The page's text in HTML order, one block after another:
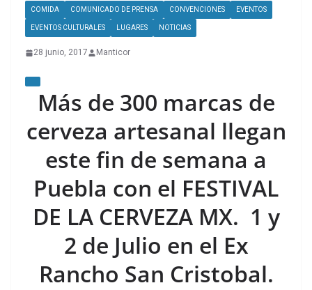
COMIDA COMUNICADO DE PRENSA CONVENCIONES EVENTOS
EVENTOS CULTURALES LUGARES NOTICIAS
28 junio, 2017 Manticor
Más de 300 marcas de
cerveza artesanal llegan
este fin de semana a
Puebla con el FESTIVAL
DE LA CERVEZA MX. 1 y
2 de Julio en el Ex
Rancho San Cristobal.